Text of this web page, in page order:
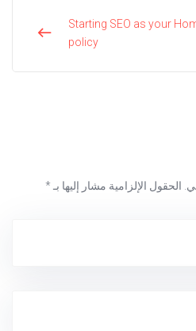
Starting SEO as your
policy
الحقول الإلزامية مشار إليها بـ *